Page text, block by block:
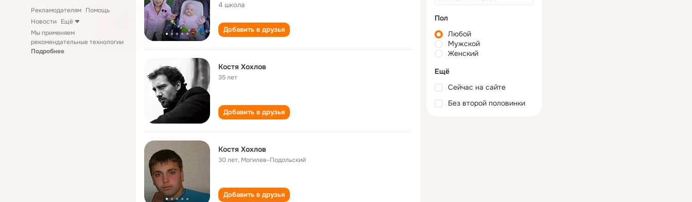
Рекламодателям Помощь
Новости Ещё
Мы применяем
рекомендательные технологии
Подробнее
4 школа
Добавить в друзья
Костя Хохлов
35 лет
Добавить в друзья
Костя Хохлов
30 лет, Могилев-Подольский
Добавить в друзья
Пол
Любой
Мужской
Женский
Ещё
Сейчас на сайте
Без второй половинки